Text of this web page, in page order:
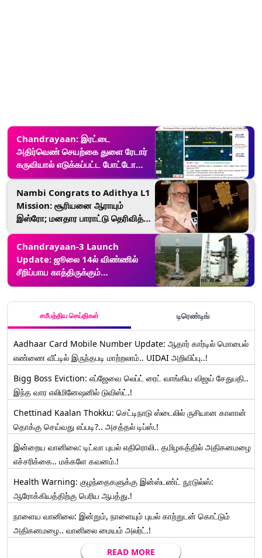
Chandrayaan: இரட்டை
அதிர்வெண் செயற்கை துளை ரேடார்
கருவியால் எடுக்கப்பட்ட போட்டோவை
வெளியிட்டது இஸ்ரோ.. விபரம்
உள்ளே.!
Nambi Congrats to Adithya L1
Mission: சூரியனை ஆராயும்
இஸ்ரோ; மனதார பாராட்டு தெரிவித்த
நம்பி நாராயணன்.!
Chandrayaan-3 Launch
Update: ஜூலை 14ல் விண்ணில்
சீறிப்பாய காத்திருக்கும்
சந்திராயன்-3: முன்னேற்பாடுகள்
சமீபத்திய செய்திகள் டிரெண்டிங்
Aadhaar Card Mobile Number Update: ஆதார் கார்டில் மொபைல்
எண்ணை வீட்டில் இருந்தபடி மாற்றலாம்.. UIDAI அறிவிப்பு..!
Bigg Boss Eviction: எப்ஜேவை லெப்ட் ரைட் வாங்கிய விஜய் சேதுபதி..
இந்த வார எலிமினேஷனில் டுவிஸ்ட்.!
Chettinad Kaalan Thokku: செட்டிநாடு ஸ்டைலில் ருசியான காளான்
தொக்கு செய்வது எப்படி?.. அசத்தல் டிப்ஸ்.!
இன்றைய வானிலை: டிட்வா புயல் எதிரொலி.. தமிழகத்தில் அதிகனமழை
எச்சரிக்கை.. மக்களே கவனம்.!
Health Warning: குழந்தைகளுக்கு இன்ஸ்டண்ட் நூடுல்ஸ்:
ஆரோக்கியத்திற்கு பெரிய ஆபத்து.!
நாளைய வானிலை: இன்றும், நாளையும் புயல் காற்றுடன் கொட்டும்
அதிகனமழை.. வானிலை மையம் அலர்ட்.!
READ MORE